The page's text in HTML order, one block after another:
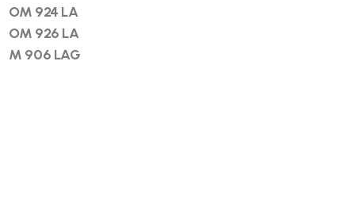
OM 924 LA
OM 926 LA
M 906 LAG